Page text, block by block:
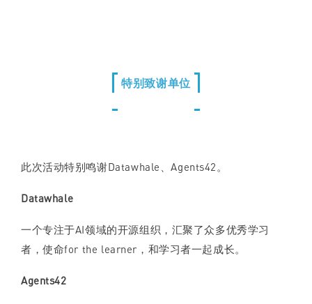
特别致谢单位
此次活动特别鸣谢Datawhale、Agents42。
Datawhale
一个专注于AI领域的开源组织，汇聚了众多优秀学习
者，使命for the learner，和学习者一起成长。
Agents42